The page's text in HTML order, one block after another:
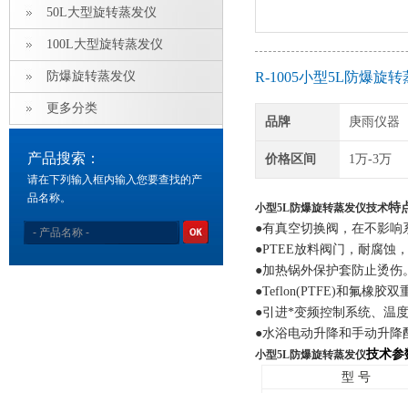
50L大型旋转蒸发仪
100L大型旋转蒸发仪
防爆旋转蒸发仪
更多分类
产品搜索：
请在下列输入框内输入您要查找的产
品名称。
R-1005小型5L防爆旋
品牌 庚雨仪器
价格区间 1万-3万
小型5L防爆旋转蒸发仪​技术特
●有真空切换阀，在不影
●PTEE放料阀门，耐腐蚀
●加热锅外保护套防止烫伤
●Teflon(PTFE)和氟橡胶双
●引进*变频控制系统、温
●水浴电动升降和手动升降
小型5L防爆旋转蒸发仪​技术参
型 号